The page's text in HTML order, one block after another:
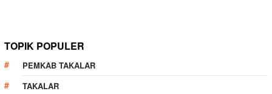
TOPIK POPULER
PEMKAB TAKALAR
TAKALAR